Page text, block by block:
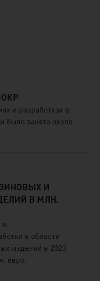
и разработках в
было занято около
И
В МЛН.
и
в области
изделий в 2023
евро.